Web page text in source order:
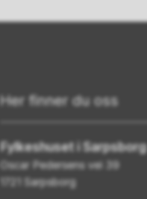
Her finner du oss
Fylkeshuset i Sarpsborg
Oscar Pedersens vei 39
1721 Sarpsborg